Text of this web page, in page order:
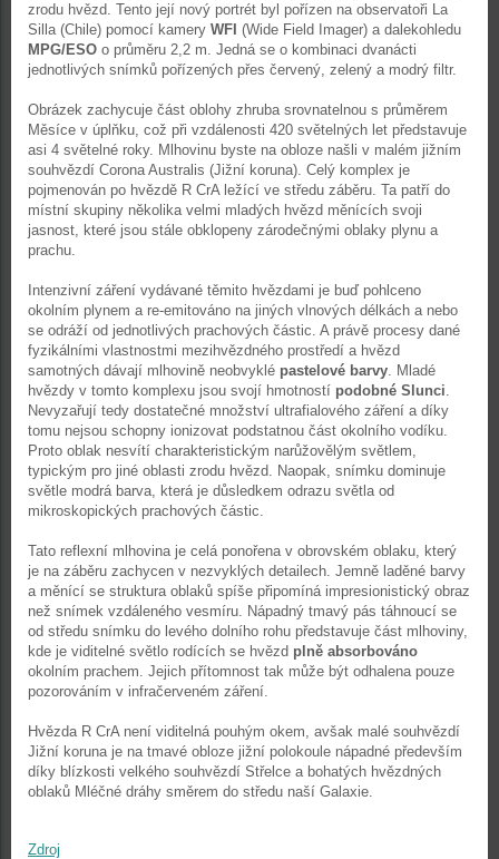
zrodu hvězd. Tento její nový portrét byl pořízen na observatoři La
Silla (Chile) pomocí kamery WFI (Wide Field Imager) a dalekohledu
MPG/ESO o průměru 2,2 m. Jedná se o kombinaci dvanácti
jednotlivých snímků pořízených přes červený, zelený a modrý filtr.
Obrázek zachycuje část oblohy zhruba srovnatelnou s průměrem
Měsíce v úplňku, což při vzdálenosti 420 světelných let představuje
asi 4 světelné roky. Mlhovinu byste na obloze našli v malém jižním
souhvězdí Corona Australis (Jižní koruna). Celý komplex je
pojmenován po hvězdě R CrA ležící ve středu záběru. Ta patří do
místní skupiny několika velmi mladých hvězd měnících svoji
jasnost, které jsou stále obklopeny zárodečnými oblaky plynu a
prachu.
Intenzivní záření vydávané těmito hvězdami je buď pohlceno
okolním plynem a re-emitováno na jiných vlnových délkách a nebo
se odráží od jednotlivých prachových částic. A právě procesy dané
fyzikálními vlastnostmi mezihvězdného prostředí a hvězd
samotných dávají mlhovině neobvyklé pastelové barvy. Mladé
hvězdy v tomto komplexu jsou svojí hmotností podobné Slunci.
Nevyzařují tedy dostatečné množství ultrafialového záření a díky
tomu nejsou schopny ionizovat podstatnou část okolního vodíku.
Proto oblak nesvítí charakteristickým narůžovělým světlem,
typickým pro jiné oblasti zrodu hvězd. Naopak, snímku dominuje
světle modrá barva, která je důsledkem odrazu světla od
mikroskopických prachových částic.
Tato reflexní mlhovina je celá ponořena v obrovském oblaku, který
je na záběru zachycen v nezvyklých detailech. Jemně laděné barvy
a měnící se struktura oblaků spíše připomíná impresionistický obraz
než snímek vzdáleného vesmíru. Nápadný tmavý pás táhnoucí se
od středu snímku do levého dolního rohu představuje část mlhoviny,
kde je viditelné světlo rodících se hvězd plně absorbováno
okolním prachem. Jejich přítomnost tak může být odhalena pouze
pozorováním v infračerveném záření.
Hvězda R CrA není viditelná pouhým okem, avšak malé souhvězdí
Jižní koruna je na tmavé obloze jižní polokoule nápadné především
díky blízkosti velkého souhvězdí Střelce a bohatých hvězdných
oblaků Mléčné dráhy směrem do středu naší Galaxie.
Zdroj